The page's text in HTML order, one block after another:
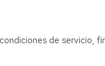
de servicio,